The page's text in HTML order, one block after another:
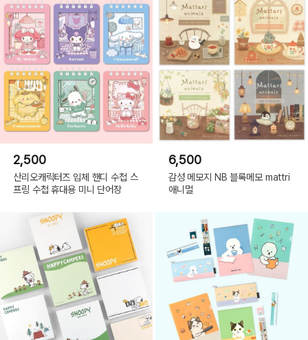
2,500
산리오캐릭터즈 입체 핸디 수첩 스
프링 수첩 휴대용 미니 단어장
6,500
감성 메모지 NB 블록메모 mattri
애니멀